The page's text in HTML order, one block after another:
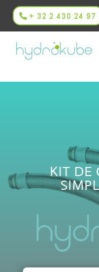
+ 32 2 430 24 97
KIT DE